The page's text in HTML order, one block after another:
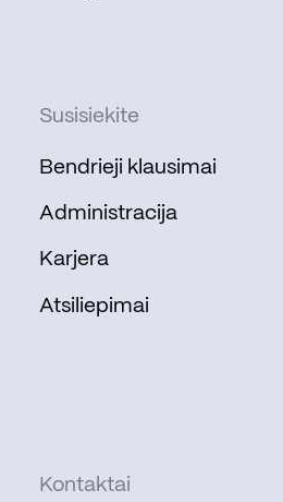
Susisiekite
Bendrieji klausimai
Administracija
Karjera
Atsiliepimai
Kontaktai